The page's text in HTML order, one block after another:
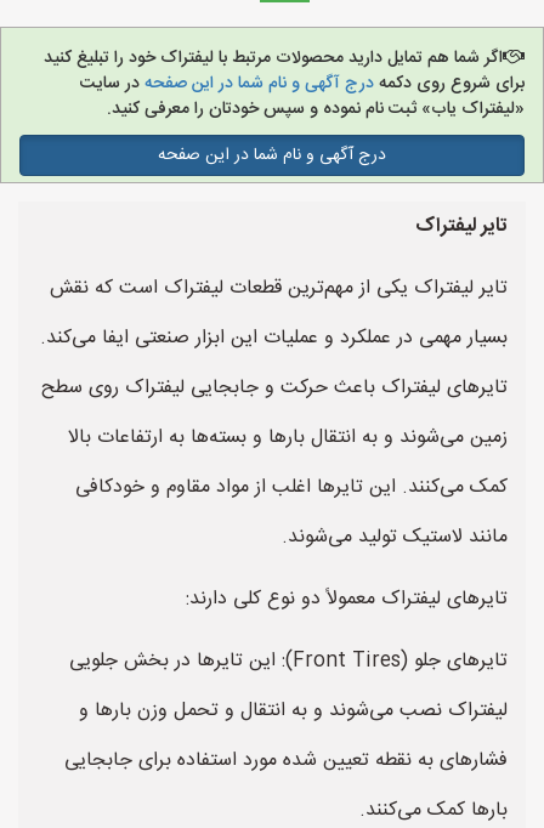
اگر شما هم تمایل دارید محصولات مرتبط با لیفتراک خود را تبلیغ کنید
برای شروع روی دکمهدرج آگهی و نام شما در این صفحهدر سایت
«لیفتراک یاب» ثبت نام نموده و سپس خودتان را معرفی کنید.
درج آگهی و نام شما در این صفحه
تایر لیفتراک
تایر لیفتراک یکی از مهم‌ترین قطعات لیفتراک است که نقش
بسیار مهمی در عملکرد و عملیات این ابزار صنعتی ایفا می‌کند.
تایرهای لیفتراک باعث حرکت و جابجایی لیفتراک روی سطح
زمین می‌شوند و به انتقال بارها و بسته‌ها به ارتفاعات بالا
کمک می‌کنند. این تایرها اغلب از مواد مقاوم و خودکافی
مانند لاستیک تولید می‌شوند.
تایرهای لیفتراک معمولاً دو نوع کلی دارند:
تایرهای جلو (Front Tires): این تایرها در بخش جلویی
لیفتراک نصب می‌شوند و به انتقال و تحمل وزن بارها و
فشارهای به نقطه تعیین شده مورد استفاده برای جابجایی
بارها کمک می‌کنند.